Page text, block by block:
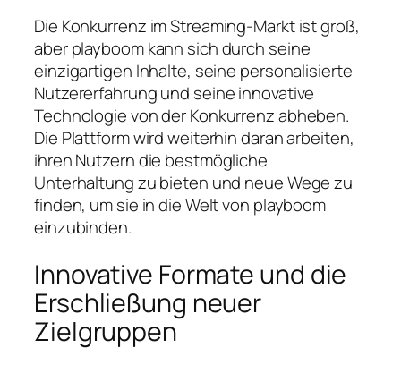
Die Konkurrenz im Streaming-Markt ist groß,
aber playboom kann sich durch seine
einzigartigen Inhalte, seine personalisierte
Nutzererfahrung und seine innovative
Technologie von der Konkurrenz abheben.
Die Plattform wird weiterhin daran arbeiten,
ihren Nutzern die bestmögliche
Unterhaltung zu bieten und neue Wege zu
finden, um sie in die Welt von playboom
einzubinden.
Innovative Formate und die
Erschließung neuer
Zielgruppen